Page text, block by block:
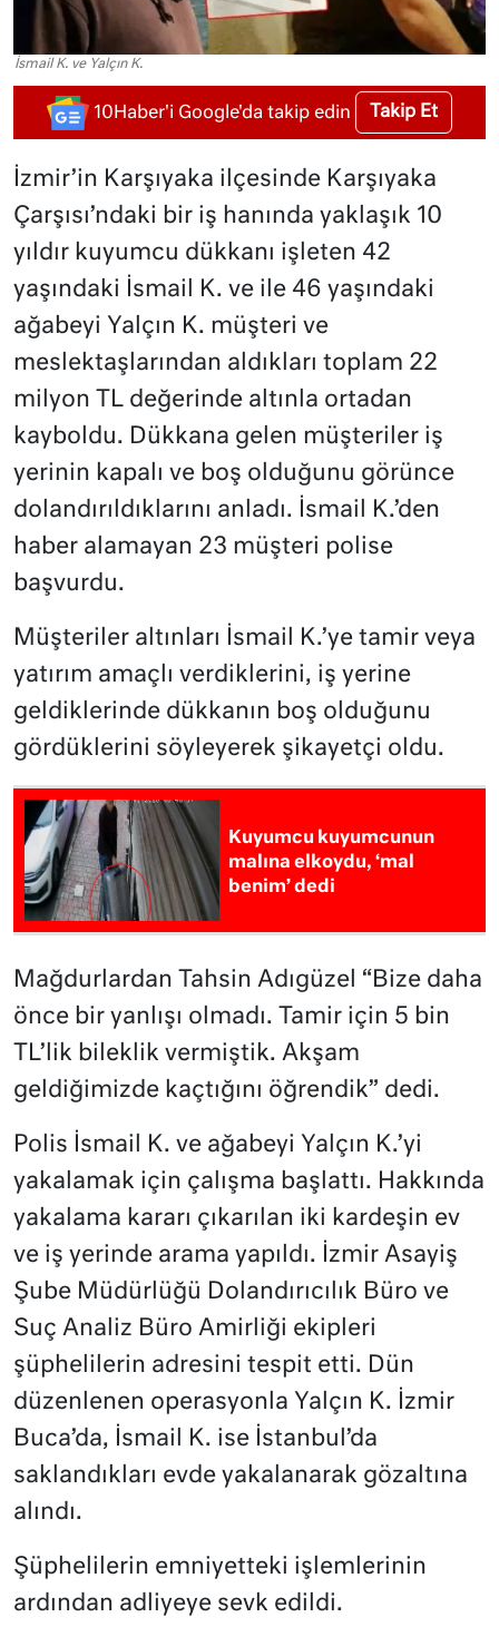
İsmail K. ve Yalçın K.
10Haber'i Google'da takip edin Takip Et
İzmir’in Karşıyaka ilçesinde Karşıyaka
Çarşısı’ndaki bir iş hanında yaklaşık 10
yıldır kuyumcu dükkanı işleten 42
yaşındaki İsmail K. ve ile 46 yaşındaki
ağabeyi Yalçın K. müşteri ve
meslektaşlarından aldıkları toplam 22
milyon TL değerinde altınla ortadan
kayboldu. Dükkana gelen müşteriler iş
yerinin kapalı ve boş olduğunu görünce
dolandırıldıklarını anladı. İsmail K.’den
haber alamayan 23 müşteri polise
başvurdu.
Müşteriler altınları İsmail K.’ye tamir veya
yatırım amaçlı verdiklerini, iş yerine
geldiklerinde dükkanın boş olduğunu
gördüklerini söyleyerek şikayetçi oldu.
Kuyumcu kuyumcunun
malına elkoydu, ‘mal
benim’ dedi
Mağdurlardan Tahsin Adıgüzel “Bize daha
önce bir yanlışı olmadı. Tamir için 5 bin
TL’lik bileklik vermiştik. Akşam
geldiğimizde kaçtığını öğrendik” dedi.
Polis İsmail K. ve ağabeyi Yalçın K.’yi
yakalamak için çalışma başlattı. Hakkında
yakalama kararı çıkarılan iki kardeşin ev
ve iş yerinde arama yapıldı. İzmir Asayiş
Şube Müdürlüğü Dolandırıcılık Büro ve
Suç Analiz Büro Amirliği ekipleri
şüphelilerin adresini tespit etti. Dün
düzenlenen operasyonla Yalçın K. İzmir
Buca’da, İsmail K. ise İstanbul’da
saklandıkları evde yakalanarak gözaltına
alındı.
Şüphelilerin emniyetteki işlemlerinin
ardından adliyeye sevk edildi.